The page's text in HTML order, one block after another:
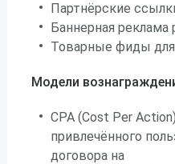
Партнёрские
Баннерная
Товарные фиды для
Модели
CPA (Cost Per
привлечённого
договора на